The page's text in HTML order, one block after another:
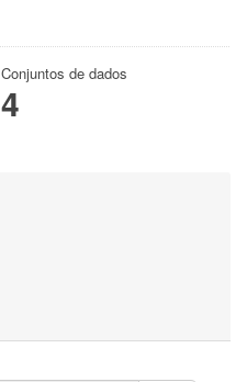
Conjuntos de dados
4